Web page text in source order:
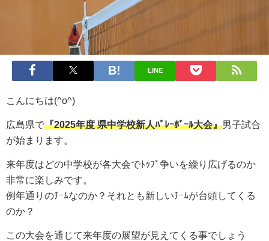
LINE
こんにちは(^o^)
広島県で『2025年度 県中学校新人ﾊﾞﾚｰﾎﾞｰﾙ大会』男子試合
が始まります。
来年度はどの中学校が各大会でﾄｯﾌﾟ争いを繰り広げるのか
非常に楽しみです。
例年通りのﾁｰﾑなのか？それとも新しいﾁｰﾑが台頭してくる
のか？
この大会を通じて来年度の展望が見えてくる事でしょう